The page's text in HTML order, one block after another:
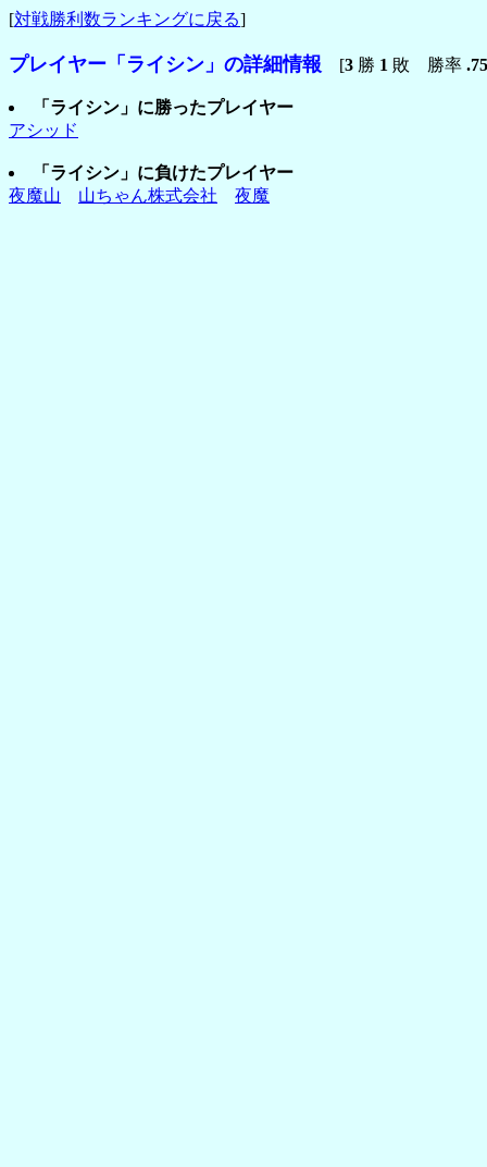
[対戦勝利数ランキングに戻る]
プレイヤー「ライシン」の詳細情報 [3 勝 1 敗 勝率
「ライシン」に勝ったプレイヤー
アシッド
「ライシン」に負けたプレイヤー
夜魔山
山ちゃん株式会社 夜魔